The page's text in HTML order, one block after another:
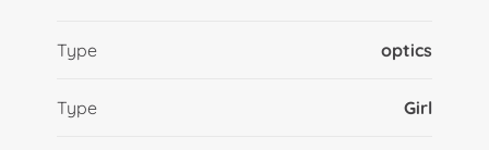
Type optics
Type Girl